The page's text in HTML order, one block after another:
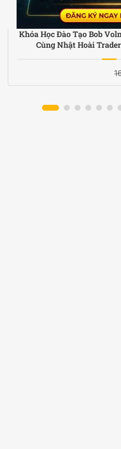
Khóa Học Đào Tạo Bob
Cùng Nhật Hoài